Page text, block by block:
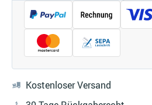
Kostenloser Versand